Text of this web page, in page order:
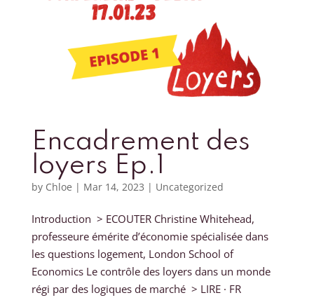
Encadrement des
loyers Ep.1
by Chloe | Mar 14, 2023 | Uncategorized
Introduction > ECOUTER Christine Whitehead,
professeure émérite d’économie spécialisée dans
les questions logement, London School of
Economics Le contrôle des loyers dans un monde
régi par des logiques de marché > LIRE · FR